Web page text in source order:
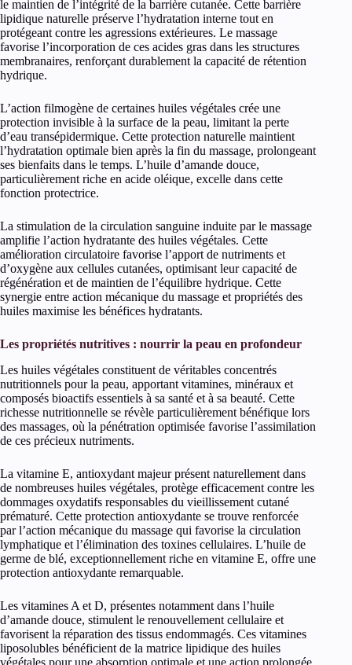
le maintien de l’intégrité de la barrière cutanée. Cette barrière
lipidique naturelle préserve l’hydratation interne tout en
protégeant contre les agressions extérieures. Le massage
favorise l’incorporation de ces acides gras dans les structures
membranaires, renforçant durablement la capacité de rétention
hydrique.
L’action filmogène de certaines huiles végétales crée une
protection invisible à la surface de la peau, limitant la perte
d’eau transépidermique. Cette protection naturelle maintient
l’hydratation optimale bien après la fin du massage, prolongeant
ses bienfaits dans le temps. L’huile d’amande douce,
particulièrement riche en acide oléique, excelle dans cette
fonction protectrice.
La stimulation de la circulation sanguine induite par le massage
amplifie l’action hydratante des huiles végétales. Cette
amélioration circulatoire favorise l’apport de nutriments et
d’oxygène aux cellules cutanées, optimisant leur capacité de
régénération et de maintien de l’équilibre hydrique. Cette
synergie entre action mécanique du massage et propriétés des
huiles maximise les bénéfices hydratants.
Les propriétés nutritives : nourrir la peau en profondeur
Les huiles végétales constituent de véritables concentrés
nutritionnels pour la peau, apportant vitamines, minéraux et
composés bioactifs essentiels à sa santé et à sa beauté. Cette
richesse nutritionnelle se révèle particulièrement bénéfique lors
des massages, où la pénétration optimisée favorise l’assimilation
de ces précieux nutriments.
La vitamine E, antioxydant majeur présent naturellement dans
de nombreuses huiles végétales, protège efficacement contre les
dommages oxydatifs responsables du vieillissement cutané
prématuré. Cette protection antioxydante se trouve renforcée
par l’action mécanique du massage qui favorise la circulation
lymphatique et l’élimination des toxines cellulaires. L’huile de
germe de blé, exceptionnellement riche en vitamine E, offre une
protection antioxydante remarquable.
Les vitamines A et D, présentes notamment dans l’huile
d’amande douce, stimulent le renouvellement cellulaire et
favorisent la réparation des tissus endommagés. Ces vitamines
liposolubles bénéficient de la matrice lipidique des huiles
végétales pour une absorption optimale et une action prolongée